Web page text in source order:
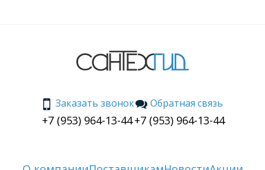
Заказать звонок
+7 (953) 964-13-44
Обратная связь
+7 (953) 964-13-44